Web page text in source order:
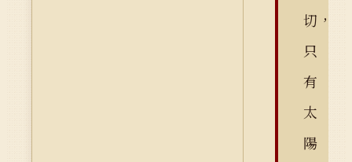
切，
只
有
太
陽